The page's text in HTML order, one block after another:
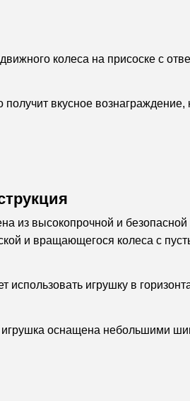
колеса на присоске с
получит вкусное
из высокопрочной и
и вращающегося колеса с
использовать игрушку в
игрушка оснащена небольшими